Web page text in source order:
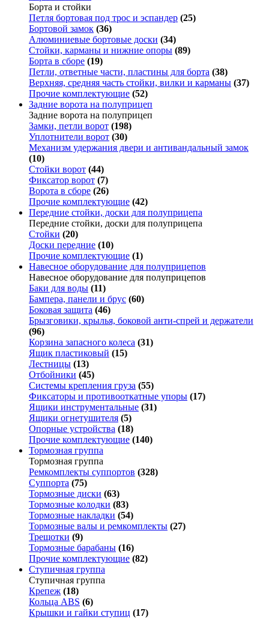
Борта и стойки
Петля бортовая под трос и эспандер (25)
Бортовой замок (36)
Алюминиевые бортовые доски (34)
Стойки, карманы и нижние опоры (89)
Борта в сборе (19)
Петли, ответные части, пластины для борта (38)
Верхняя, средняя часть стойки, вилки и карманы (37)
Прочие комплектующие (52)
Задние ворота на полуприцеп
Задние ворота на полуприцеп
Замки, петли ворот (198)
Уплотнители ворот (30)
Механизм удержания двери и антивандальный замок
(10)
Стойки ворот (44)
Фиксатор ворот (7)
Ворота в сборе (26)
Прочие комплектующие (42)
Передние стойки, доски для полуприцепа
Передние стойки, доски для полуприцепа
Стойки (20)
Доски передние (10)
Прочие комплектующие (1)
Навесное оборудование для полуприцепов
Навесное оборудование для полуприцепов
Баки для воды (11)
Бампера, панели и брус (60)
Боковая защита (46)
Брызговики, крылья, боковой анти-спрей и держатели
(96)
Корзина запасного колеса (31)
Ящик пластиковый (15)
Лестницы (13)
Отбойники (45)
Системы крепления груза (55)
Фиксаторы и противооткатные упоры (17)
Ящики инструментальные (31)
Ящики огнетушителя (5)
Опорные устройства (18)
Прочие комплектующие (140)
Тормозная группа
Тормозная группа
Ремкомплекты суппортов (328)
Суппорта (75)
Тормозные диски (63)
Тормозные колодки (83)
Тормозные накладки (54)
Тормозные валы и ремкомплекты (27)
Трещотки (9)
Тормозные барабаны (16)
Прочие комплектующие (82)
Ступичная группа
Ступичная группа
Крепеж (18)
Кольца ABS (6)
Крышки и гайки ступиц (17)